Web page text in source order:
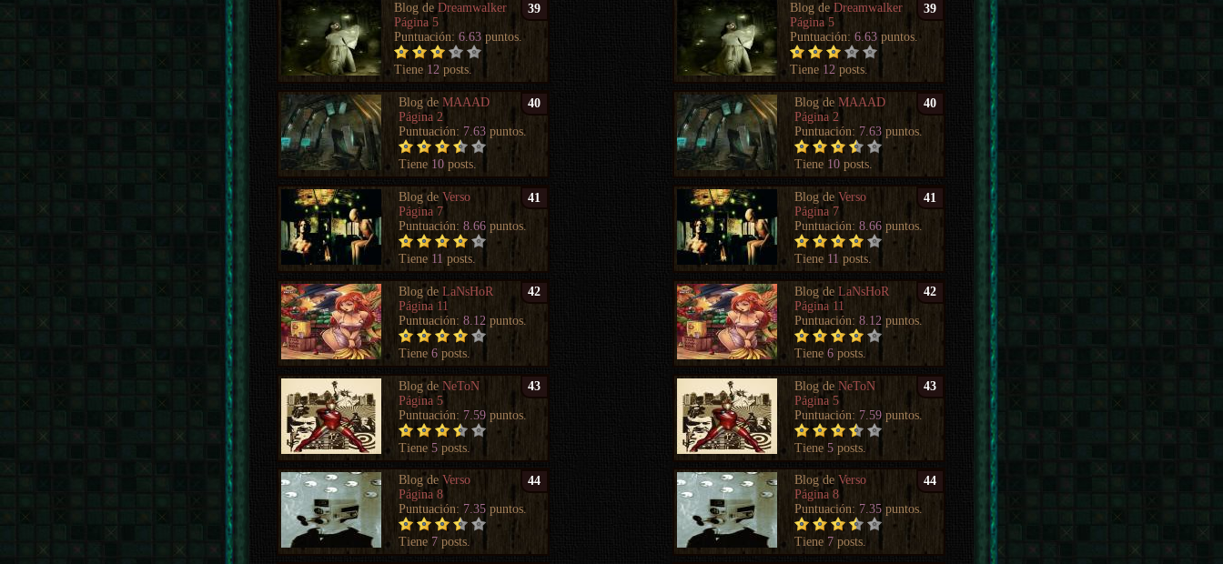
39
Blog deDreamwalker
Página 5
Puntuación:6.63 puntos.
Tiene 12 posts.
40
Blog deMAAAD
Página 2
Puntuación: 7.63 puntos.
Tiene 10 posts.
41
Blog deVerso
Página 7
Puntuación:8.66 puntos.
Tiene 11 posts.
42
Blog deLaNsHoR
Página 11
Puntuación:8.12 puntos.
Tiene6 posts.
43
Blog deNeToN
Página 5
Puntuación: 7.59 puntos.
Tiene5 posts.
44
Blog deVerso
Página 8
Puntuación: 7.35 puntos.
Tiene 7 posts.
39
Blog deDreamwalker
Página 5
Puntuación:6.63 puntos.
Tiene 12 posts.
40
Blog deMAAAD
Página 2
Puntuación: 7.63 puntos.
Tiene 10 posts.
41
Blog deVerso
Página 7
Puntuación:8.66 puntos.
Tiene 11 posts.
42
Blog deLaNsHoR
Página 11
Puntuación:8.12 puntos.
Tiene6 posts.
43
Blog deNeToN
Página 5
Puntuación: 7.59 puntos.
Tiene5 posts.
44
Blog deVerso
Página 8
Puntuación: 7.35 puntos.
Tiene 7 posts.